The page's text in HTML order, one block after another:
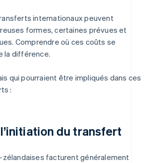
internationaux peuvent
formes, certaines prévues et
Comprendre où ces coûts se
la différence.
qui pourraient être impliqués dans ces
:
du transfert
zélandaises facturent généralement